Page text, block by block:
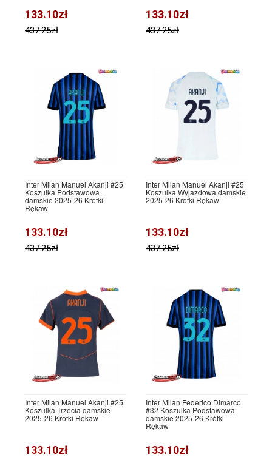
133.10zł
437.25zł
133.10zł
437.25zł
Inter Milan Manuel Akanji #25
Koszulka Podstawowa
damskie 2025-26 Krótki
Rękaw
133.10zł
437.25zł
Inter Milan Manuel Akanji #25
Koszulka Wyjazdowa damskie
2025-26 Krótki Rękaw
133.10zł
437.25zł
Inter Milan Manuel Akanji #25
Koszulka Trzecia damskie
2025-26 Krótki Rękaw
133.10zł
Inter Milan Federico Dimarco
#32 Koszulka Podstawowa
damskie 2025-26 Krótki
Rękaw
133.10zł